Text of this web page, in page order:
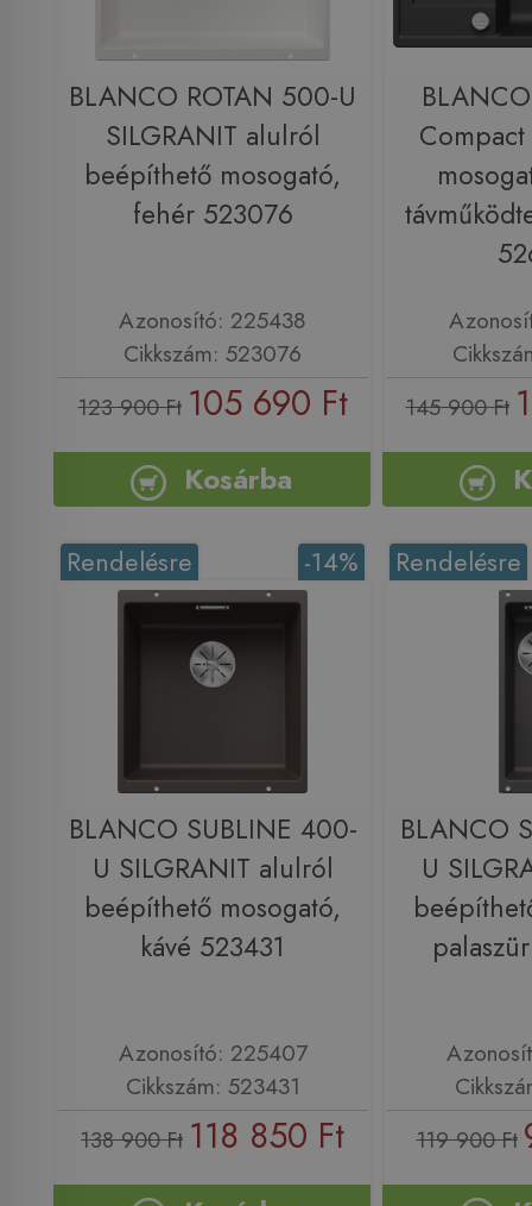
BLANCO ROTAN 500-U
SILGRANIT alulról
beépíthető mosogató,
fehér 523076
Azonosító: 225438
Cikkszám: 523076
123 900 Ft 105 690 Ft
Kosárba
Compact
145 900 Ft
-14%
Rendelésre
BLANCO SUBLINE 400-
U SILGRANIT alulról
beépíthető mosogató,
kávé 523431
Azonosító: 225407
Cikkszám: 523431
138 900 Ft 118 850 Ft
Rendelésre
BLANCO
U
119 900 Ft